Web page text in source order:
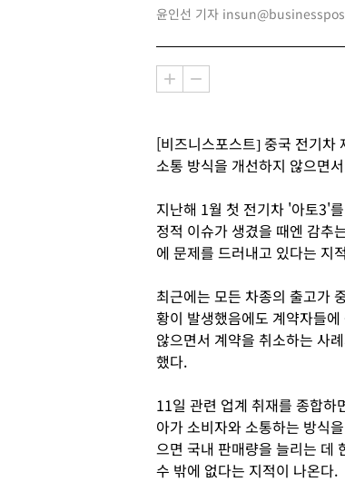
윤인선 기자
[비즈니스포스트] 중국 전기차
소통 방식을 개선하지 않으면
지난해 1월 첫 전기차 '아토3'
정적 이슈가 생겼을 때엔 감추
에 문제를 드러내고 있다는 지
최근에는 모든 차종의 출고가
황이 발생했음에도 계약자들에
않으면서 계약을 취소하는 사
했다.
11일 관련 업계 취재를 종합하
아가 소비자와 소통하는 방식
으면 국내 판매량을 늘리는 데
수 밖에 없다는 지적이 나온다.